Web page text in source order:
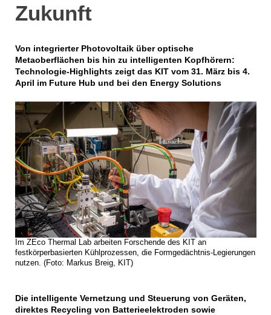
Zukunft
Von integrierter Photovoltaik über optische
Metaoberflächen bis hin zu intelligenten Kopfhörern:
Technologie-Highlights zeigt das KIT vom 31. März bis 4.
April im Future Hub und bei den Energy Solutions
Im ZEco Thermal Lab arbeiten Forschende des KIT an
festkörperbasierten Kühlprozessen, die Formgedächtnis-Legierungen
nutzen. (Foto: Markus Breig, KIT)
Die intelligente Vernetzung und Steuerung von Geräten,
direktes Recycling von Batterieelektroden sowie